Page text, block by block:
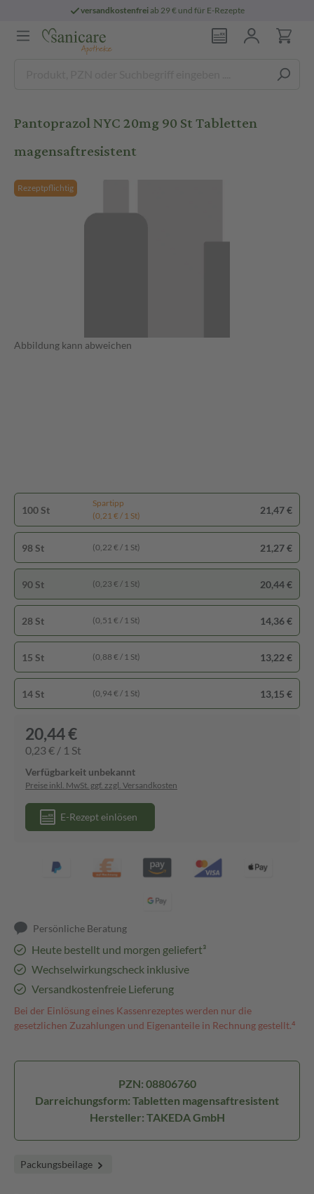
versandkostenfreiab 29 € und für E-Rezepte
Pantoprazol NYC 20mg 90 St Tabletten
magensaftresistent
Rezeptpflichtig
Abbildung kann abweichen
100 St
Spartipp
(0,21 € / 1 St)
21,47 €
98 St (0,22 € / 1 St) 21,27 €
90 St (0,23 € / 1 St) 20,44 €
28 St (0,51 € / 1 St) 14,36 €
15 St (0,88 € / 1 St) 13,22 €
14 St (0,94 € / 1 St) 13,15 €
20,44 €
0,23 € / 1 St
Verfügbarkeit unbekannt
Preise inkl. MwSt. ggf. zzgl. Versandkosten
E-Rezept einlösen
Persönliche Beratung
Heute bestellt und morgen geliefert³
Wechselwirkungscheck inklusive
Versandkostenfreie Lieferung
Bei der Einlösung eines Kassenrezeptes werden nur die
gesetzlichen Zuzahlungen und Eigenanteile in Rechnung gestellt.⁴
PZN: 08806760
Darreichungsform: Tabletten magensaftresistent
Hersteller: TAKEDA GmbH
Packungsbeilage